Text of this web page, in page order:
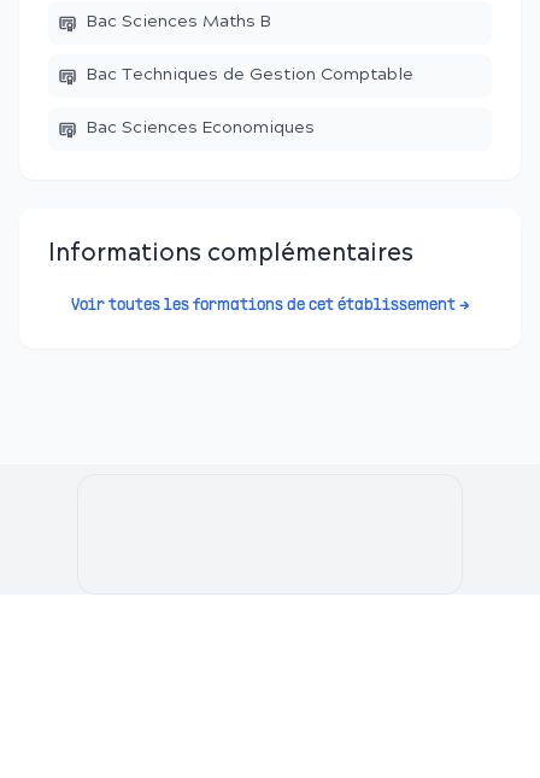
Bac Sciences Maths B
Bac Techniques de Gestion Comptable
Bac Sciences Economiques
Informations complémentaires
Voir toutes les formations de cet établissement →